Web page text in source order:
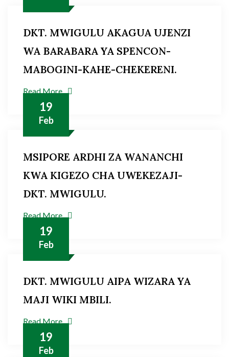
DKT. MWIGULU AKAGUA UJENZI
WA BARABARA YA SPENCON-
MABOGINI-KAHE-CHEKERENI.
Read More
19
Feb
MSIPORE ARDHI ZA WANANCHI
KWA KIGEZO CHA UWEKEZAJI-
DKT. MWIGULU.
Read More
19
Feb
DKT. MWIGULU AIPA WIZARA YA
MAJI WIKI MBILI.
Read More
19
Feb